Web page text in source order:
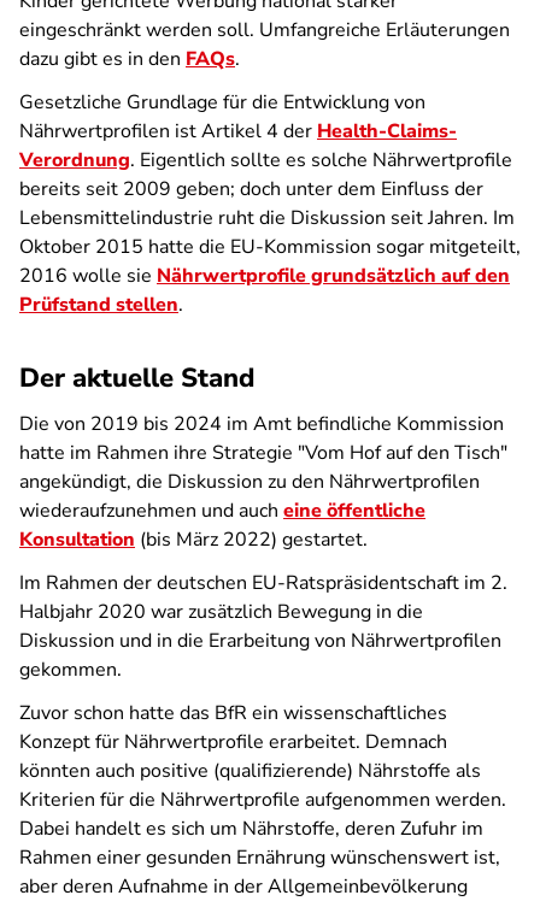
eingeschränkt werden soll. Umfangreiche Erläuterungen
dazu gibt es in den FAQs.
Gesetzliche Grundlage für die Entwicklung von
Nährwertprofilen ist Artikel 4 der Health-Claims-
Verordnung. Eigentlich sollte es solche Nährwertprofile
bereits seit 2009 geben; doch unter dem Einfluss der
Lebensmittelindustrie ruht die Diskussion seit Jahren. Im
Oktober 2015 hatte die EU-Kommission sogar mitgeteilt,
2016 wolle sie Nährwertprofile grundsätzlich auf den
Prüfstand stellen.
Der aktuelle Stand
Die von 2019 bis 2024 im Amt befindliche Kommission
hatte im Rahmen ihre Strategie "Vom Hof auf den Tisch"
angekündigt, die Diskussion zu den Nährwertprofilen
wiederaufzunehmen und auch eine öffentliche
Konsultation (bis März 2022) gestartet.
Im Rahmen der deutschen EU-Ratspräsidentschaft im 2.
Halbjahr 2020 war zusätzlich Bewegung in die
Diskussion und in die Erarbeitung von Nährwertprofilen
gekommen.
Zuvor schon hatte das BfR ein wissenschaftliches
Konzept für Nährwertprofile erarbeitet. Demnach
könnten auch positive (qualifizierende) Nährstoffe als
Kriterien für die Nährwertprofile aufgenommen werden.
Dabei handelt es sich um Nährstoffe, deren Zufuhr im
Rahmen einer gesunden Ernährung wünschenswert ist,
aber deren Aufnahme in der Allgemeinbevölkerung